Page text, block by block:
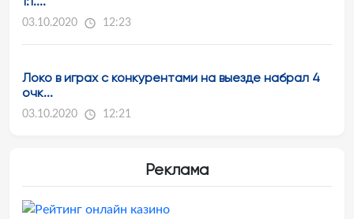
03.10.2020 12:23
Локо в играх с конкурентами на выезде набрал 4
очк...
03.10.2020 12:21
Реклама